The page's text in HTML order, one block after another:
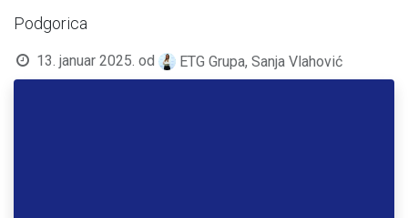
Podgorica
13. januar 2025. od ETG Grupa, Sanja Vlahović